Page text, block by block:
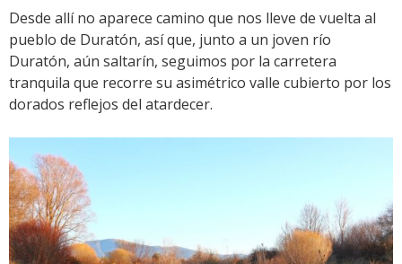
Desde allí no aparece camino que nos lleve de vuelta al
pueblo de Duratón, así que, junto a un joven río
Duratón, aún saltarín, seguimos por la carretera
tranquila que recorre su asimétrico valle cubierto por los
dorados reflejos del atardecer.